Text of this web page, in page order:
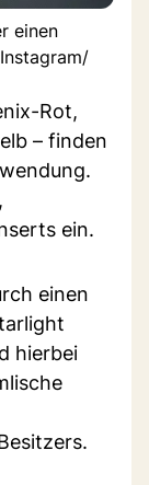
einen
Rot,
– finden
ein.
einen
hierbei